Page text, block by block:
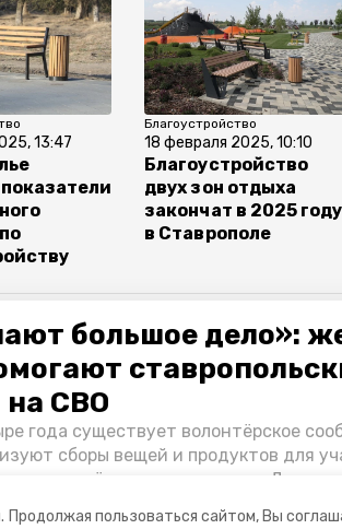
Продолжая пользоваться сайтом, Вы
большое дело»:
на СВО
года существует волонтёрское
сборы вещей и продуктов для
всё это на передовую. Девушки
13:47
Благоустройство
18 февраля 2025, 10:10
Благоустройство
двух зон отдыха
закончат в 2025 году
в Ставрополе
благоустройство